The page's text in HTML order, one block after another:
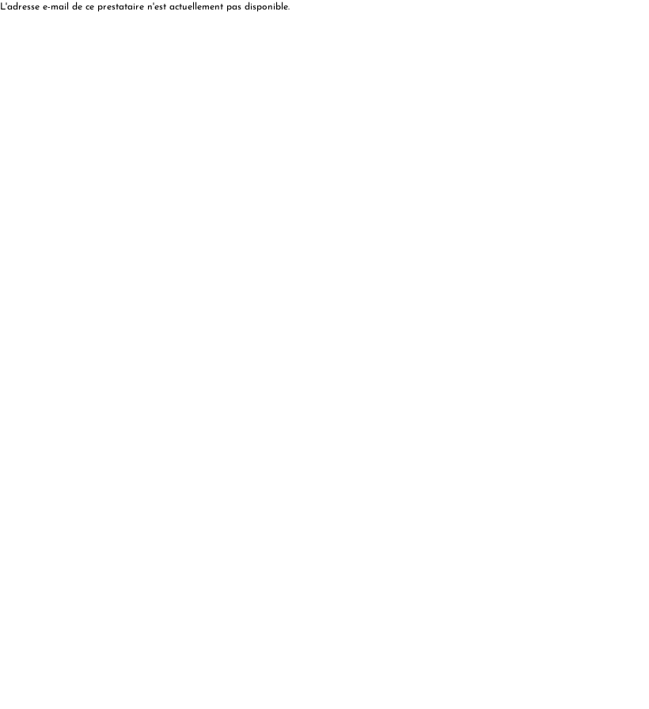
L'adresse e-mail de ce prestataire n'est actuellement pas disponible.